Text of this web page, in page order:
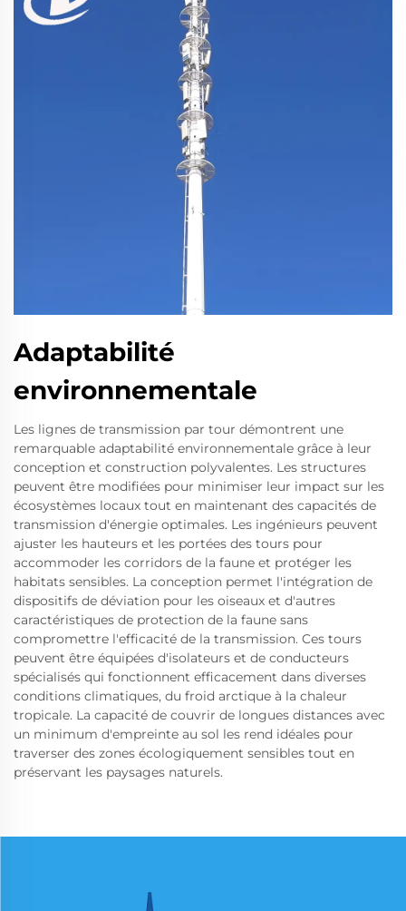
Adaptabilité
environnementale
Les lignes de transmission par tour démontrent une
remarquable adaptabilité environnementale grâce à leur
conception et construction polyvalentes. Les structures
peuvent être modifiées pour minimiser leur impact sur les
écosystèmes locaux tout en maintenant des capacités de
transmission d'énergie optimales. Les ingénieurs peuvent
ajuster les hauteurs et les portées des tours pour
accommoder les corridors de la faune et protéger les
habitats sensibles. La conception permet l'intégration de
dispositifs de déviation pour les oiseaux et d'autres
caractéristiques de protection de la faune sans
compromettre l'efficacité de la transmission. Ces tours
peuvent être équipées d'isolateurs et de conducteurs
spécialisés qui fonctionnent efficacement dans diverses
conditions climatiques, du froid arctique à la chaleur
tropicale. La capacité de couvrir de longues distances avec
un minimum d'empreinte au sol les rend idéales pour
traverser des zones écologiquement sensibles tout en
préservant les paysages naturels.